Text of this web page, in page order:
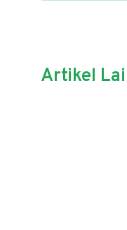
Artikel